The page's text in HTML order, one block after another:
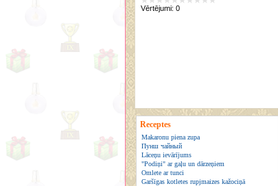
Vērtējumi: 0
Receptes
Makaronu piena zupa
Пунш чайный
Lāceņu ievārījums
"Podiņi" ar gaļu un dārzeņiem
Omlete ar tunci
Garšīgas kotletes rupjmaizes kažociņā